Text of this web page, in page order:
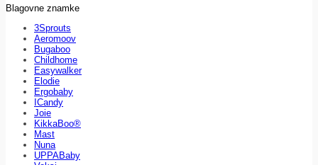
Blagovne znamke
3Sprouts
Aeromoov
Bugaboo
Childhome
Easywalker
Elodie
Ergobaby
ICandy
Joie
KikkaBoo®
Mast
Nuna
UPPABaby